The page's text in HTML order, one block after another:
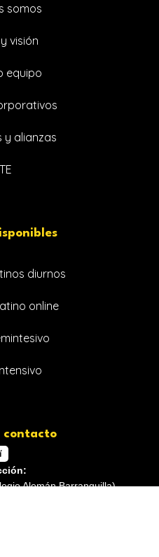
somos
visión
equipo
y alianzas
diurnos
online
contacto
Alemán Barranquilla)